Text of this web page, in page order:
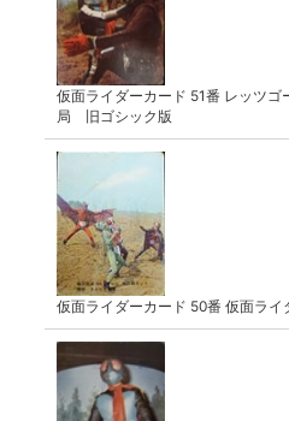
仮面ライダーカード 51番 レッツ
局 旧ゴシック版
仮面ライダーカード 50番 仮面ライ